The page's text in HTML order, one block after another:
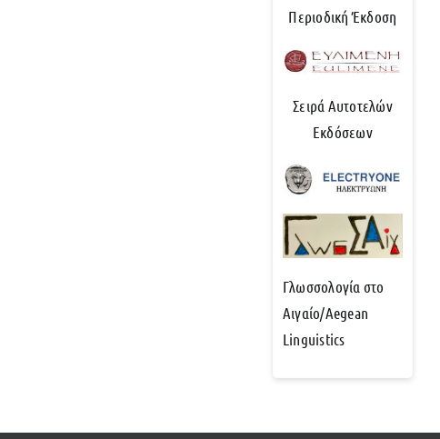
Περιοδική Έκδοση
Σειρά Αυτοτελών
Εκδόσεων
Γλωσσολογία στο
Αιγαίο/Aegean
Linguistics